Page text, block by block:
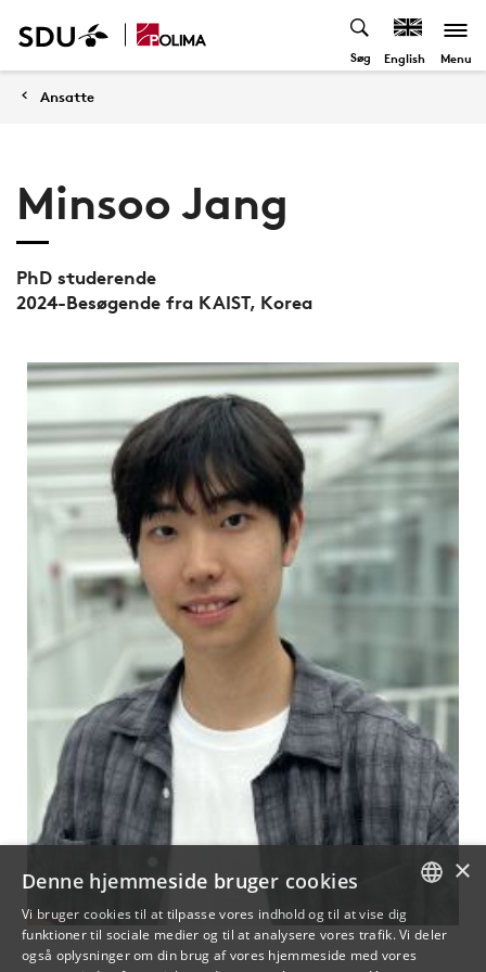
Søg English Menu
Ansatte
Minsoo Jang
PhD studerende
2024-Besøgende fra KAIST, Korea
DANISH
×
Denne hjemmeside bruger cookies
Vi bruger cookies til at tilpasse vores indhold og til at vise dig
funktioner til sociale medier og til at analysere vores trafik. Vi deler
også oplysninger om din brug af vores hjemmeside med vores